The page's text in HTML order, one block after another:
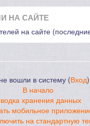
НА САЙТЕ
на сайте
вошли в систему (Вход)
В начало
хранения данных
мобильное
на стандартную